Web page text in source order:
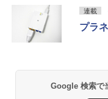
￥
￥
￥
￥
￥
富
ウ
ッ
￥
エ
￥
連載
プラ
Google 検索で